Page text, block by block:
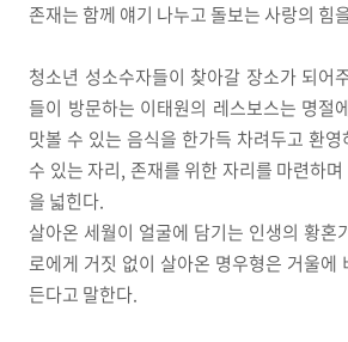
존재는 함께 얘기 나누고 돌보는 사랑의 힘
청소년 성소수자들이 찾아갈 장소가 되어
들이 방문하는 이태원의 레스보스는 명절
맛볼 수 있는 음식을 한가득 차려두고 환
수 있는 자리, 존재를 위한 자리를 마련하
을 넓힌다.
살아온 세월이 얼굴에 담기는 인생의 황혼
로에게 거짓 없이 살아온 명우형은 거울에
든다고 말한다.